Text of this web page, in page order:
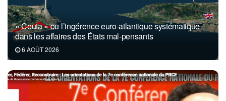
« Ceuta » ou l’ingérence euro-atlantique systématique
dans les affaires des États mal-pensants
6 AOÛT 2026